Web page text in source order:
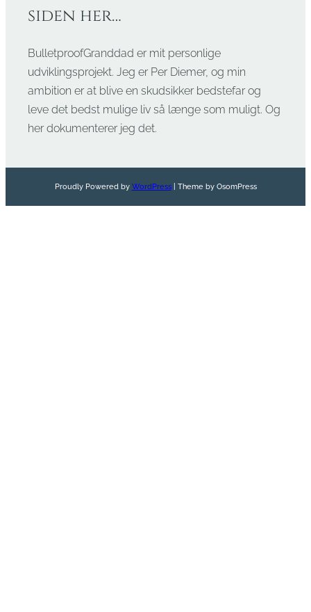
siden her…
BulletproofGranddad er mit personlige
udviklingsprojekt. Jeg er Per Diemer, og min
ambition er at blive en skudsikker bedstefar og
leve det bedst mulige liv så længe som muligt. Og
her dokumenterer jeg det.
Proudly Powered by WordPress| Theme by OsomPress